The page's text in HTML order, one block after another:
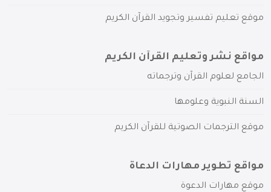
موقع تعليم تفسير وتجويد القرآن الكريم
مواقع نشر وتعليم القرآن الكريم
الجامع لعلوم القرآن وترجماته
السنة النبوية وعلومها
موقع الترجمات الصوتية للقرآن الكريم
مواقع تطوير مهارات الدعاة
موقع مهارات الدعوة